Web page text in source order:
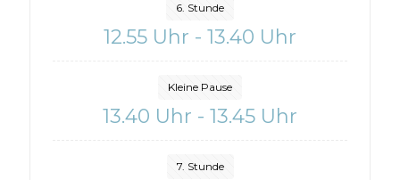
6. Stunde
12.55 Uhr - 13.40 Uhr
Kleine Pause
13.40 Uhr - 13.45 Uhr
7. Stunde